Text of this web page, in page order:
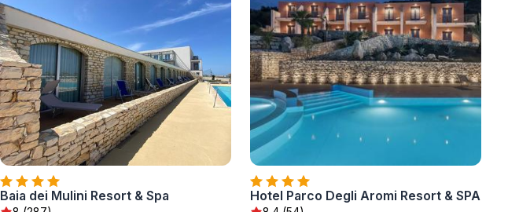
Baia dei Mulini Resort & Spa Hotel Parco Degli Aromi Resort & SPA